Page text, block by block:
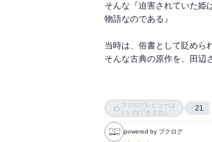
そんな『迫害されていた姫
物語なのである』
当時は、俗書として貶めら
そんな古典の原作を、田辺
『現代人がこれから古典
ドラマのようなこんな古典
ブクログレビューは
いいねできません
21
powered by ブクログ